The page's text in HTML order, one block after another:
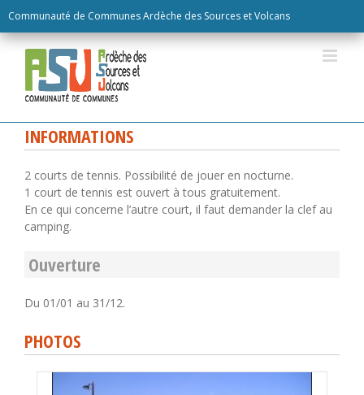
Communauté de Communes Ardèche des Sources et Volcans
to
content
INFORMATIONS
2 courts de tennis. Possibilité de jouer en nocturne.
1 court de tennis est ouvert à tous gratuitement.
En ce qui concerne l’autre court, il faut demander la clef au
camping.
Ouverture
Du 01/01 au 31/12.
PHOTOS